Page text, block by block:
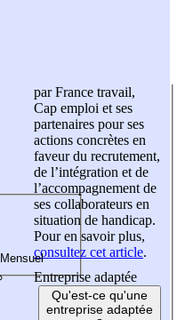
par France travail,
Cap emploi et ses
partenaires pour ses
actions concrètes en
faveur du recrutement,
de l’intégration et de
l’accompagnement de
ses collaborateurs en
situation de handicap.
Pour en savoir plus,
consultez cet article.
Entreprise adaptée
Qu'est-ce qu'une
entreprise adaptée